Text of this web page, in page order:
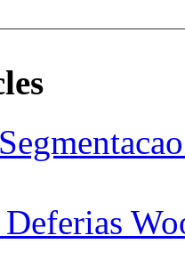
Deferias